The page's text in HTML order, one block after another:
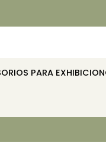
PARA EXHIBICION
EQUIPAMOS